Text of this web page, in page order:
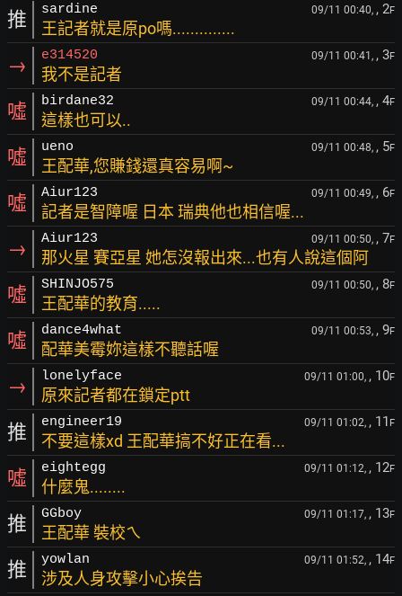
推 sardine 09/11 00:40, , 2F
王記者就是原po嗎..............
→ e314520 09/11 00:41, , 3F
我不是記者
噓 birdane32 09/11 00:44, , 4F
這樣也可以..
噓 ueno 09/11 00:48, , 5F
王配華,您賺錢還真容易啊~
噓 Aiur123 09/11 00:49, , 6F
記者是智障喔 日本 瑞典他也相信喔...
→ Aiur123 09/11 00:50, , 7F
那火星 賽亞星 她怎沒報出來...也有人說這個阿
噓 SHINJO575 09/11 00:50, , 8F
王配華的教育.....
噓 dance4what 09/11 00:53, , 9F
配華美霉妳這樣不聽話喔
→ lonelyface 09/11 01:00, , 10F
原來記者都在鎖定ptt
推 engineer19 09/11 01:02, , 11 F
不要這樣xd 王配華搞不好正在看...
噓 eightegg 09/11 01:12, , 12F
什麼鬼........
推 GGboy 09/11 01:17, , 13F
王配華 裝校ㄟ
推 yowlan 09/11 01:52, , 14F
涉及人身攻擊小心挨告